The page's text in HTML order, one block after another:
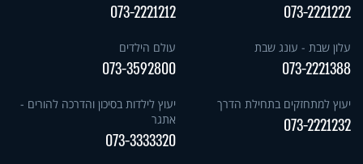
073-2221222
073-2221212
עלון שבת - עונג שבת
073-2221388
עולם הילדים
073-3592800
יעוץ למתחזקים בתחילת הדרך
073-2221232
יעוץ לילדות בסיכון והדרכה להורים -
אתגר
073-3333320